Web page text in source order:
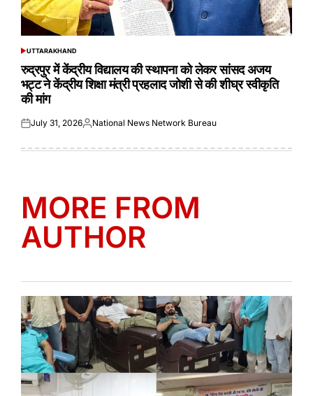
POSTED
UTTARAKHAND
रुद्रपुर में केंद्रीय विद्यालय की स्थापना को लेकर सांसद अजय
भट्ट ने केंद्रीय शिक्षा मंत्री प्रहलाद जोशी से की शीघ्र स्वीकृति
की मांग
Posted
July 31, 2026Posted
National News Network Bureau
MORE FROM
AUTHOR